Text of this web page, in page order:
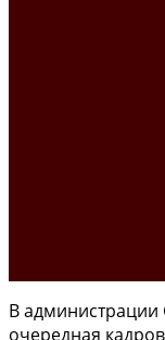
В администрации
очередная